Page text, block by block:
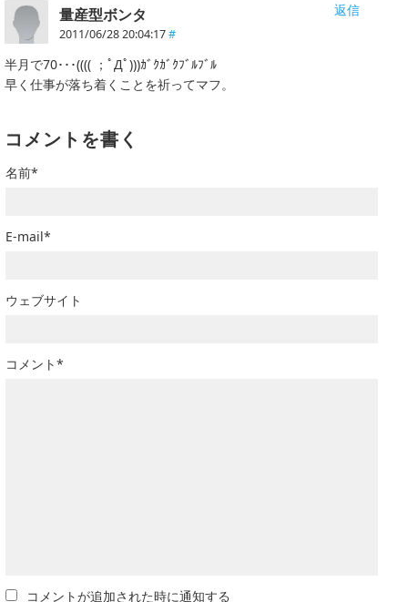
返信
量産型ボンタ
2011/06/28 20:04:17#
半月で70･･･(((( ；ﾟДﾟ)))ｶﾞｸｶﾞｸﾌﾞﾙﾌﾞﾙ
早く仕事が落ち着くことを祈ってマフ。
コメントを書く
名前*
E-mail*
ウェブサイト
コメント*
コメントが追加された時に通知する